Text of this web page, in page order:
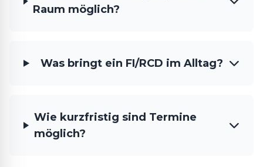
Raum möglich?
Was bringt ein FI/RCD im Alltag?
Wie kurzfristig sind Termine
möglich?